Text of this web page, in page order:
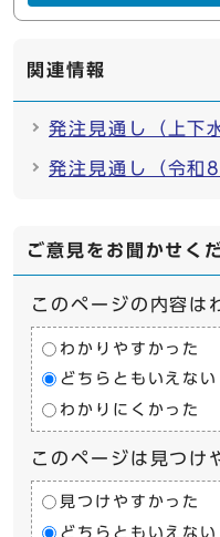
関連情報
発注見通し（上下
発注見通し（令和
ご意見をお聞かせく
このページの内容は
わかりやすかった
どちらともいえない
わかりにくかった
このページは見つけ
見つけやすかった
どちらともいえない